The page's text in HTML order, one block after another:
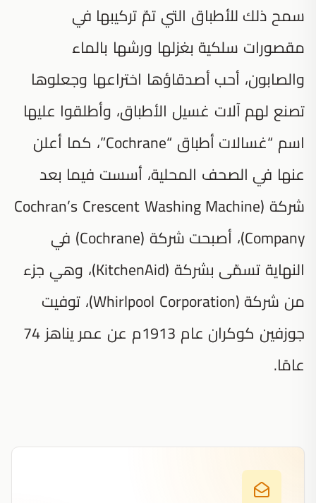
سمح ذلك للأطباق التي تمّ تركيبها في
مقصورات سلكية بغزلها ورشها بالماء
والصابون، أحب أصدقاؤها اختراعها وجعلوها
تصنع لهم آلات غسيل الأطباق، وأطلقوا عليها
اسم “غسالات أطباق “Cochrane”، كما أعلن
عنها في الصحف المحلية، أسست فيما بعد
شركة (Cochran’s Crescent Washing Machine
Company)، أصبحت شركة (Cochrane) في
النهاية تسمّى بشركة (KitchenAid)، وهي جزء
من شركة (Whirlpool Corporation)، توفيت
جوزفين كوكران عام 1913م عن عمر يناهز 74
عامًا.